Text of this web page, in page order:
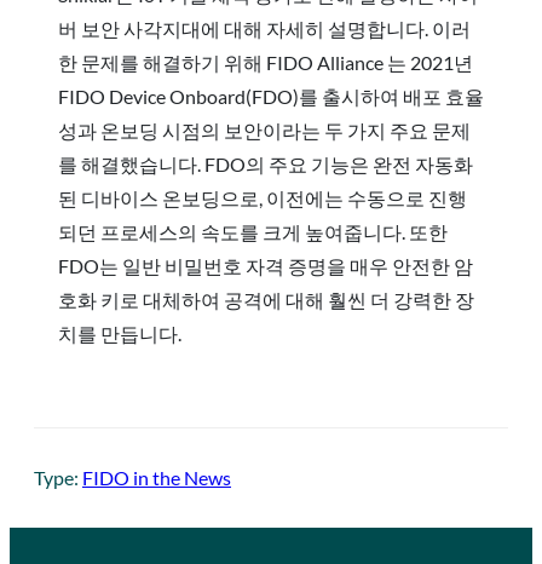
버 보안 사각지대에 대해 자세히 설명합니다. 이러
한 문제를 해결하기 위해 FIDO Alliance 는 2021년
FIDO Device Onboard(FDO)를 출시하여 배포 효율
성과 온보딩 시점의 보안이라는 두 가지 주요 문제
를 해결했습니다. FDO의 주요 기능은 완전 자동화
된 디바이스 온보딩으로, 이전에는 수동으로 진행
되던 프로세스의 속도를 크게 높여줍니다. 또한
FDO는 일반 비밀번호 자격 증명을 매우 안전한 암
호화 키로 대체하여 공격에 대해 훨씬 더 강력한 장
치를 만듭니다.
Type: FIDO in the News